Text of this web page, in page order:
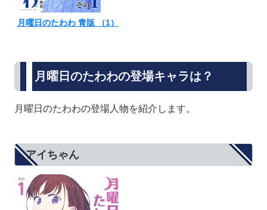
月曜日のたわわ 青版 （1）
月曜日のたわわの登場キャラは？
月曜日のたわわの登場人物を紹介します。
アイちゃん